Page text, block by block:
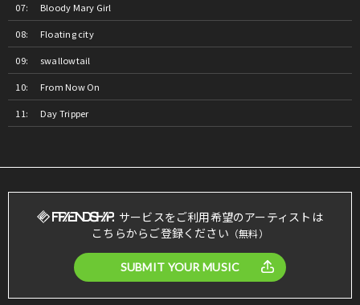
Bloody Mary Girl
Floating city
swallowtail
From Now On
Day Tripper
サービスをご利用希望のアーティストは
こちらからご登録ください （無料）
SUBMIT YOUR MUSIC